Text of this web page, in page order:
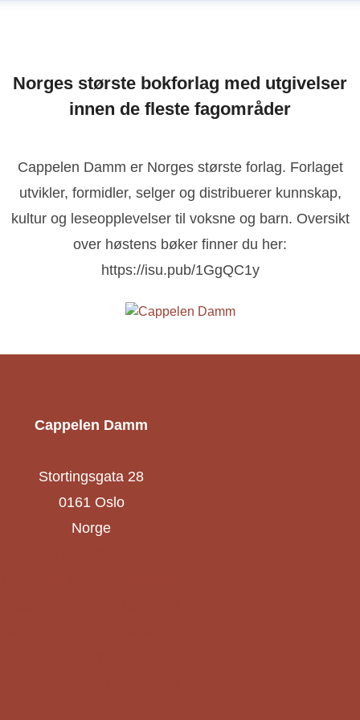
Norges største bokforlag med utgivelser
innen de fleste fagområder
Cappelen Damm er Norges største forlag. Forlaget
utvikler, formidler, selger og distribuerer kunnskap,
kultur og leseopplevelser til voksne og barn. Oversikt
over høstens bøker finner du her:
https://isu.pub/1GgQC1y
Cappelen Damm
Stortingsgata 28
0161 Oslo
Norge